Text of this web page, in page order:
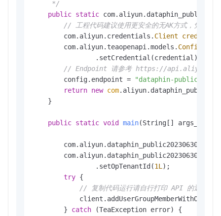
     */
public static
// 工程代码建议使用更安全的无AK方式，凭
        com.aliyun.credentials.
Client
credential
        com.aliyun.teaopenapi.models.
Config
                .setCredential(credential);
// Endpoint 请参考 https://
        config.endpoint =
"dataphin-public.cn-
return new com
    }
public static void main(String[] args_)
        com.aliyun.dataphin_public20230630.
                .setOpTenantId(
1L );
try {
// 复制代码运行请自行打印 API 的返回值
        }
catch (TeaException error) {